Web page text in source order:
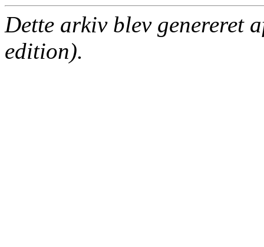
Dette arkiv blev genereret
edition).